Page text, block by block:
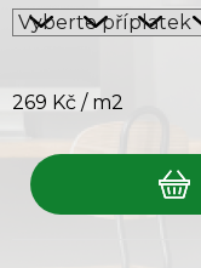
269 Kč / m2